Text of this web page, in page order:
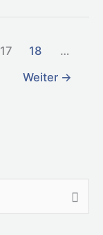
17 18
…
Weiter →